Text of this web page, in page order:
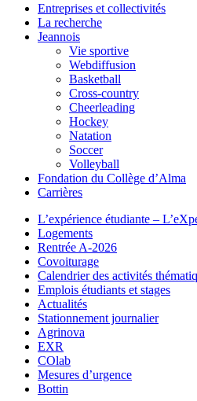
Entreprises et collectivités
La recherche
Jeannois
Vie sportive
Webdiffusion
Basketball
Cross-country
Cheerleading
Hockey
Natation
Soccer
Volleyball
Fondation du Collège d’Alma
Carrières
L’expérience étudiante –
Logements
Rentrée A-2026
Covoiturage
Calendrier des activités
Emplois étudiants et stages
Actualités
Stationnement journalier
Agrinova
EXR
COlab
Mesures d’urgence
Bottin